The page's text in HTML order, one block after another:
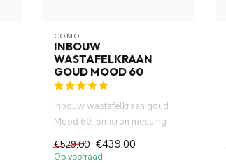
COMO
INBOUW
WASTAFELKRAAN
GOUD MOOD 60
Inbouw wastafelkraan goud
Mood 60. 5micron messing-
€529,00 €439,00
Op voorraad